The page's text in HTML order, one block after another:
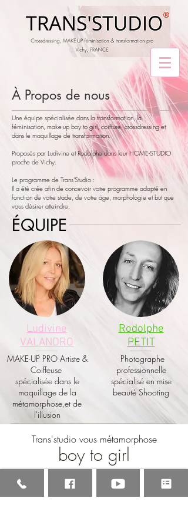
À Propos de nous
Une équipe spécialisée dans la transformation, la
féminisation, make-up boy to girl, coiffure, crossdressing et
dans le maquillage de transformation.
Proposés par Ludivine et Rodolphe dans leur HOME-STUDIO
proche de Vichy.
Le programme de Trans'Studio :
Il a été crée afin de concevoir votre programme adapté en
fonction de votre stade, de votre âge, morphologie et but que
vous désirer atteindre.
ÉQUIPE
Ludivine
VALANDRO
MAKE-UP PRO Artiste &
Coiffeuse
spécialisée dans le
maquillage de la
métamorphose,et de
l'illusion
Rodolphe
PETIT
Photographe
professionnelle
spécialisé en mise
beauté Shooting
Trans'studio vous métamorphose
boy to girl
Entrée